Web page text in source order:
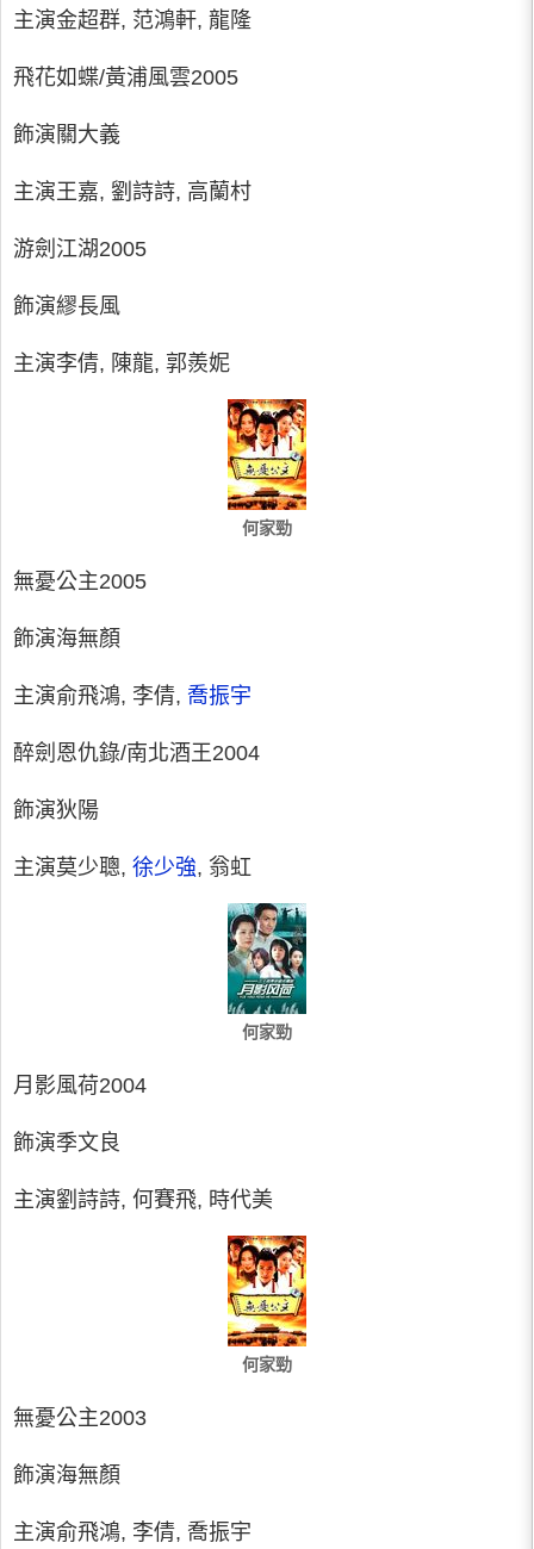
主演金超群, 范鴻軒, 龍隆
飛花如蝶/黃浦風雲2005
飾演關大義
主演王嘉, 劉詩詩, 高蘭村
游劍江湖2005
飾演繆長風
主演李倩, 陳龍, 郭羨妮
何家勁
無憂公主2005
飾演海無顏
主演俞飛鴻, 李倩, 喬振宇
醉劍恩仇錄/南北酒王2004
飾演狄陽
主演莫少聰, 徐少強, 翁虹
何家勁
月影風荷2004
飾演季文良
主演劉詩詩, 何賽飛, 時代美
何家勁
無憂公主2003
飾演海無顏
主演俞飛鴻, 李倩, 喬振宇